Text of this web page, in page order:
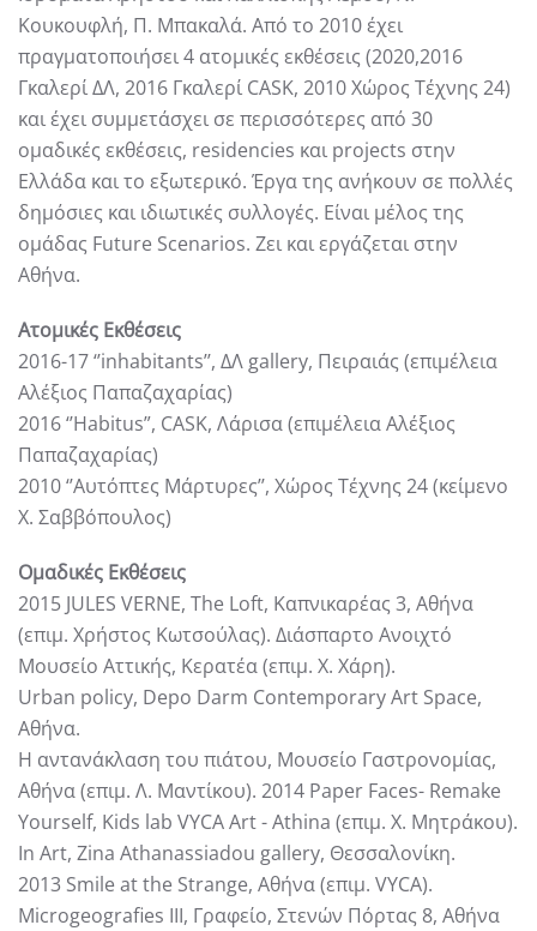
Κουκουφλή, Π. Μπακαλά. Από το 2010 έχει
πραγματοποιήσει 4 ατομικές εκθέσεις (2020,2016
Γκαλερί ΔΛ, 2016 Γκαλερί CASK, 2010 Χώρος Τέχνης 24)
και έχει συμμετάσχει σε περισσότερες από 30
ομαδικές εκθέσεις, residencies και projects στην
Ελλάδα και το εξωτερικό. Έργα της ανήκουν σε πολλές
δημόσιες και ιδιωτικές συλλογές. Είναι μέλος της
ομάδας Future Scenarios. Ζει και εργάζεται στην
Αθήνα.
Ατοµικές Εκθέσεις
2016-17 ‘’inhabitants’’, ΔΛ gallery, Πειραιάς (επιµέλεια
Αλέξιος Παπαζαχαρίας)
2016 ‘’Habitus”, CASK, Λάρισα (επιµέλεια Αλέξιος
Παπαζαχαρίας)
2010 ‘’Αυτόπτες Μάρτυρες’’, Χώρος Τέχνης 24 (κείµενο
Χ. Σαββόπουλος)
Oµαδικές Εκθέσεις
2015 JULES VERNE, The Loft, Καπνικαρέας 3, Αθήνα
(επιµ. Χρήστος Κωτσούλας). Διάσπαρτο Ανοιχτό
Μουσείο Αττικής, Κερατέα (επιµ. X. Xάρη).
Urban policy, Depo Darm Contemporary Art Space,
Αθήνα.
Η αντανάκλαση του πιάτου, Μουσείο Γαστρονοµίας,
Αθήνα (επιµ. Λ. Μαντίκου). 2014 Paper Faces- Remake
Yourself, Kids lab VYCA Art - Athina (επιµ. Χ. Μητράκου).
In Art, Ζina Αthanassiadou gallery, Θεσσαλονίκη.
2013 Smile at the Strange, Aθήνα (επιµ. VYCA).
Microgeografies III, Γραφείο, Στενών Πόρτας 8, Αθήνα